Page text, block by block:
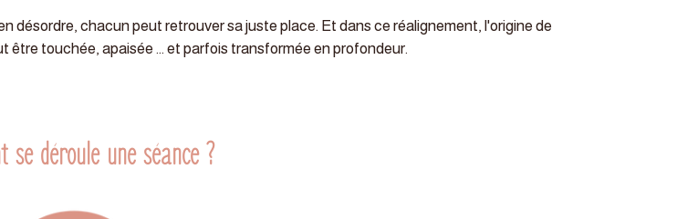
désordre, chacun peut retrouver sa juste place. Et dans ce réalignement, l'origine de
touchée, apaisée ... et parfois transformée en profondeur.
se déroule une séance ?